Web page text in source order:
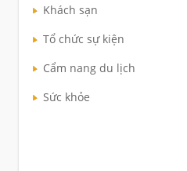
Khách sạn
Tổ chức sự kiện
Cẩm nang du lịch
Sức khỏe